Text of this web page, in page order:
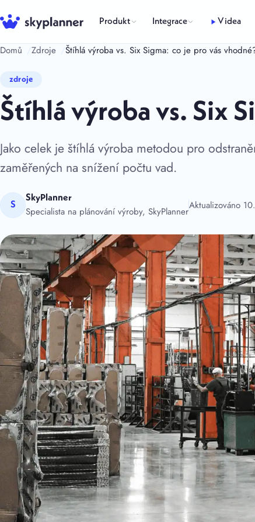
na
obsah
Produkt Integrace Videa
Domů Zdroje Štíhlá výroba vs. Six Sigma: co je pro vás
zdroje
Štíhlá výroba vs. Six
Jako celek je štíhlá výroba metodou pro
zaměřených na snížení počtu vad.
S
SkyPlanner
Specialista na plánování výroby, SkyPlannerAktualizováno